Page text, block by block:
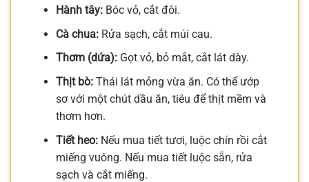
Hành tây:Bóc vỏ, cắt đôi.
Cà chua:Rửa sạch, cắt múi cau.
Thơm (dứa):Gọt vỏ, bỏ mắt, cắt lát dày.
Thịt bò:Thái lát mỏng vừa ăn. Có thể ướp
sơ với một chút dầu ăn, tiêu để thịt mềm và
thơm hơn.
Tiết heo:Nếu mua tiết tươi, luộc chín rồi cắt
miếng vuông. Nếu mua tiết luộc sẵn, rửa
sạch và cắt miếng.